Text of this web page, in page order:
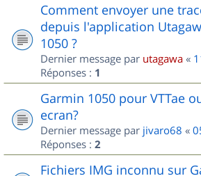
Comment envoyer une
depuis l'application
1050 ?
Dernier message par utagawa «
Réponses : 1
Garmin 1050 pour VTTae
ecran?
Dernier message par jivaro68 «
Réponses : 2
Fichiers IMG inconnu sur